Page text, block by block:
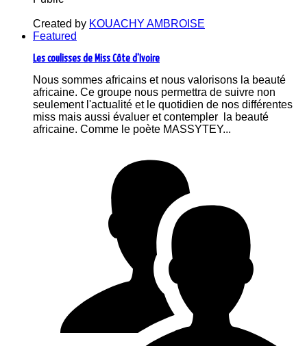
Created by KOUACHY AMBROISE
Featured
Les coulisses de Miss Côte d'Ivoire
Nous sommes africains et nous valorisons la beauté
africaine. Ce groupe nous permettra de suivre non
seulement l'actualité et le quotidien de nos différentes
miss mais aussi évaluer et contempler la beauté
africaine. Comme le poète MASSYTEY...